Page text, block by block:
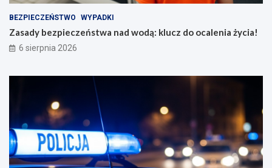
BEZPIECZEŃSTWO WYPADKI
Zasady bezpieczeństwa nad wodą: klucz do ocalenia życia!
6 sierpnia 2026